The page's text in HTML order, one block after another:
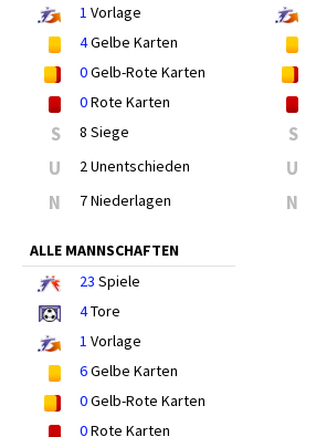
1 Vorlage
4Gelbe Karten
0Gelb-Rote Karten
0Rote Karten
S 8 Siege
U 2 Unentschieden
N 7 Niederlagen
S
U
N
ALLE MANNSCHAFTEN
23 Spiele
4Tore
1 Vorlage
6Gelbe Karten
0Gelb-Rote Karten
0Rote Karten